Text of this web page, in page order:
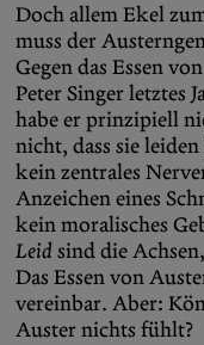
Doch allem Ekel
muss der
Gegen das Essen
Peter Singer letztes
habe er prinzipiell
nicht, dass sie
kein zentrales
Anzeichen eines
kein moralisches
Leid sind die
Das Essen von
vereinbar. Aber:
Auster nichts fühlt?